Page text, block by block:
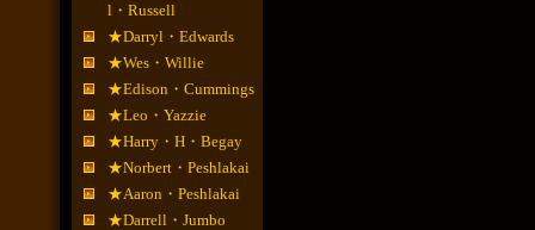
l・Russell
★Darryl・Edwards
★Wes・Willie
★Edison・Cummings
★Leo・Yazzie
★Harry・H・Begay
★Norbert・Peshlakai
★Aaron・Peshlakai
★Darrell・Jumbo